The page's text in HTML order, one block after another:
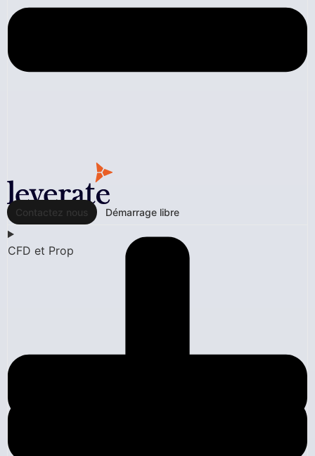
Contactez nous Démarrage libre
CFD et Prop